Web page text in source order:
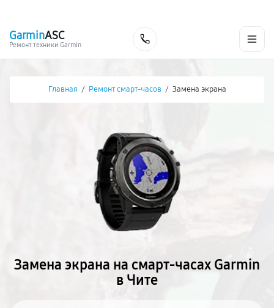
GarminASC
Ремонт техники Garmin
Главная / Ремонт смарт-часов / Замена экрана
Замена экрана на смарт-часах Garmin
в Чите